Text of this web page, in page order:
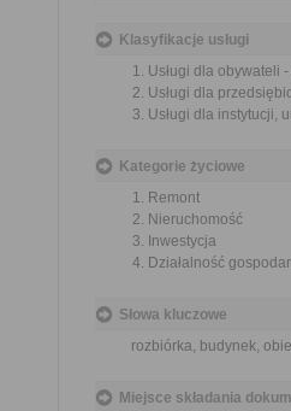
Klasyfikacje usługi
Usługi dla obywateli
Usługi dla
Usługi dla instytucji,
Kategorie życiowe
Remont
Nieruchomość
Inwestycja
Działalność
Słowa kluczowe
rozbiórka, budynek,
Miejsce składania